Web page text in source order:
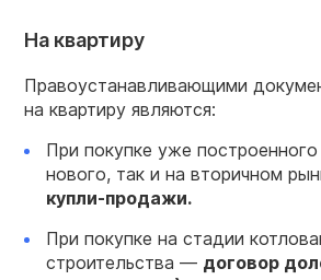
На квартиру
Правоустанавливающими
на квартиру являются:
При покупке уже
нового, так и на вторичном
купли-продажи.
При покупке на стадии
строительства — договор